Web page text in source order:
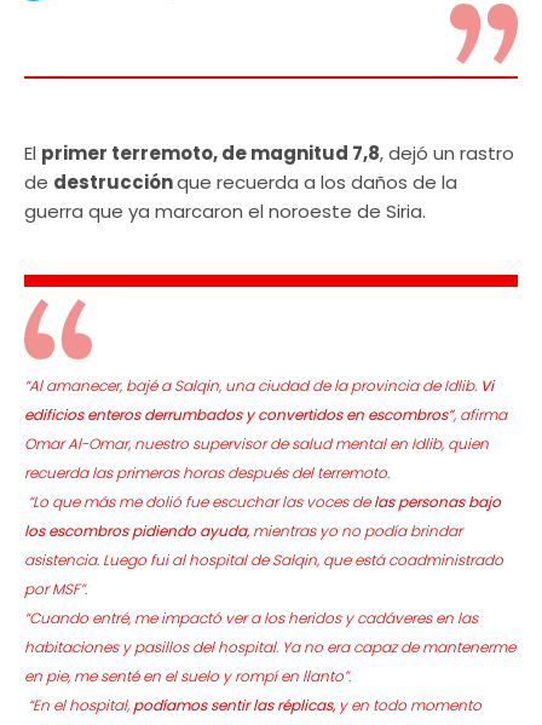
El primer terremoto, de magnitud 7,8, dejó un rastro
de destrucciónque recuerda a los daños de la
guerra que ya marcaron el noroeste de Siria.
“Al amanecer, bajé a Salqin, una ciudad de la provincia de Idlib. Vi
edificios enteros derrumbados y convertidos en escombros”, afirma
Omar Al-Omar, nuestro supervisor de salud mental en Idlib, quien
recuerda las primeras horas después del terremoto.
“Lo que más me dolió fue escuchar las voces delas personas bajo
los escombros pidiendo ayuda,mientras yo no podía brindar
asistencia. Luego fui al hospital de Salqin, que está coadministrado
por MSF”.
“Cuando entré, me impactó ver a los heridos y cadáveres en las
habitaciones y pasillos del hospital. Ya no era capaz de mantenerme
en pie, me senté en el suelo y rompí en llanto”.
“En el hospital,podíamos sentir las réplicas,y en todo momento